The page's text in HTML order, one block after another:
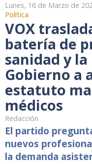
Lunes, 16 de Marzo de
Política
VOX
batería de
sanidad y
Gobierno a
estatuto
médicos
Redacción
El partido
nuevos
la demanda